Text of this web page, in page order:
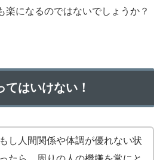
楽になるのではないでしょうか？
てはいけない！
し人間関係や体調が優れない状